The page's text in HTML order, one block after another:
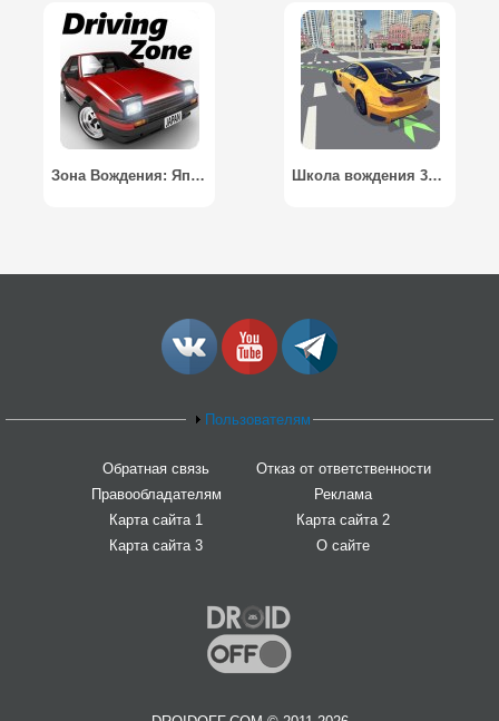
Зона Вождения: Япония / Driving Zone: Japan Школа вождения 3D / Driving School 3D
Пользователям
Обратная связь
Отказ от ответственности
Правообладателям
Реклама
Карта сайта 1
Карта сайта 2
Карта сайта 3
О сайте